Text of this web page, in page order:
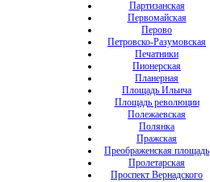
Партизанская
Первомайская
Перово
Петровско-Разумовская
Печатники
Пионерская
Планерная
Площадь Ильича
Площадь революции
Полежаевская
Полянка
Пражская
Преображенская площадь
Пролетарская
Проспект Вернадского